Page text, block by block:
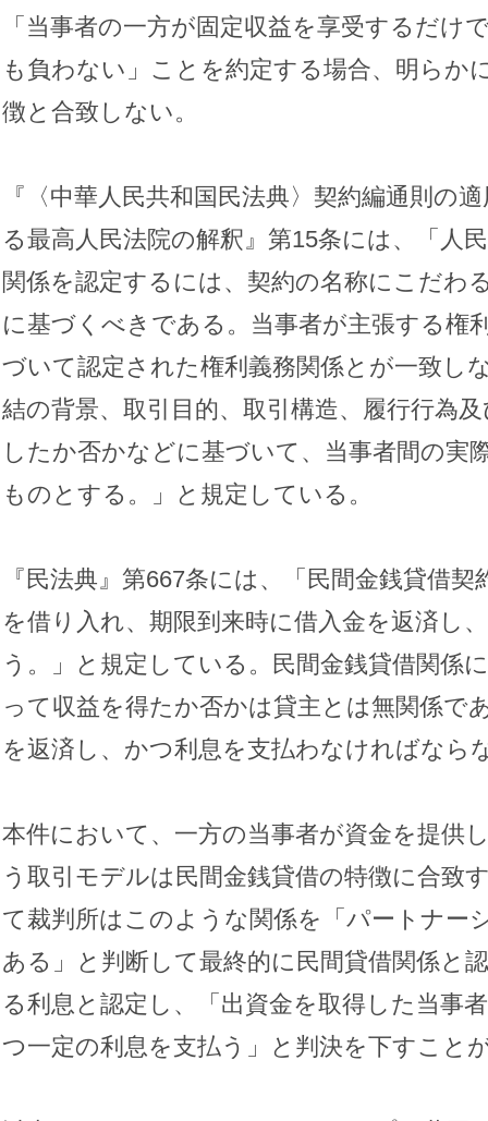
「当事者の一方が固定収益を享受するだけ
も負わない」ことを約定する場合、明らか
徴と合致しない。
『〈中華人民共和国民法典〉契約編通則の
る最高人民法院の解釈』第15条には、「人
関係を認定するには、契約の名称にこだわ
に基づくべきである。当事者が主張する権
づいて認定された権利義務関係とが一致し
結の背景、取引目的、取引構造、履行行為
したか否かなどに基づいて、当事者間の実
ものとする。」と規定している。
『民法典』第667条には、「民間金銭貸借
を借り入れ、期限到来時に借入金を返済し
う。」と規定している。民間金銭貸借関係
って収益を得たか否かは貸主とは無関係で
を返済し、かつ利息を支払わなければなら
本件において、一方の当事者が資金を提供
う取引モデルは民間金銭貸借の特徴に合致
て裁判所はこのような関係を「パートナー
ある」と判断して最終的に民間貸借関係と
る利息と認定し、「出資金を取得した当事
つ一定の利息を支払う」と判決を下すこと